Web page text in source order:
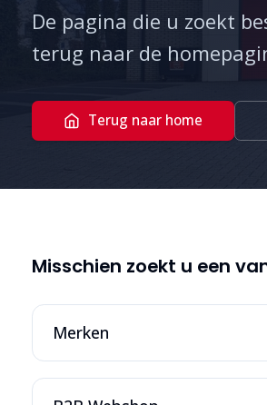
De pagina die u zoekt
terug naar de
Terug naar home
Misschien zoekt u een
Merken